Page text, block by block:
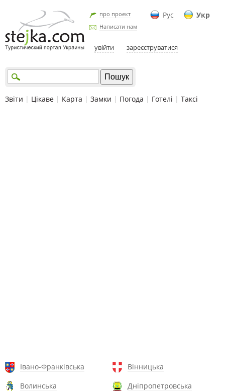
Рус Укр
про проект
Написати нам
увійти зареєструватися
Звіти | Цікаве | Карта | Замки | Погода | Готелі | Таксі
Івано-Франківська
Вінницька
Волинська
Дніпропетровська